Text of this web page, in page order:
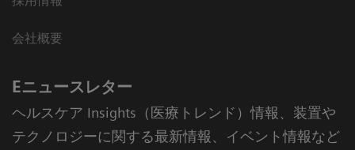
会社概要
Eニュースレター
ヘルスケア Insights（医療トレンド）情報、装置や
テクノロジーに関する最新情報、イベント情報など